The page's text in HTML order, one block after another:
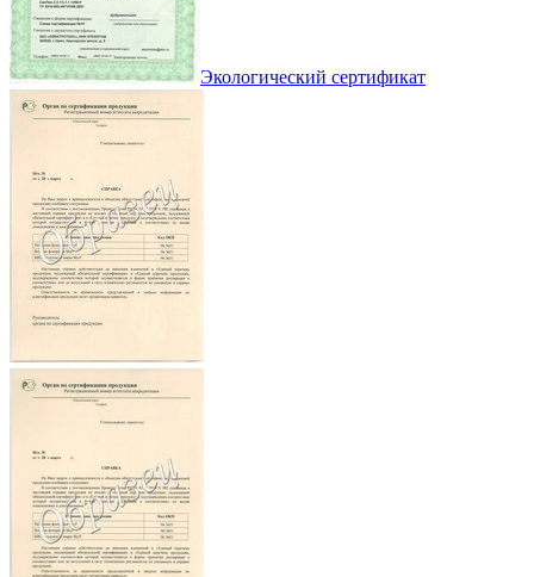
Экологический сертификат